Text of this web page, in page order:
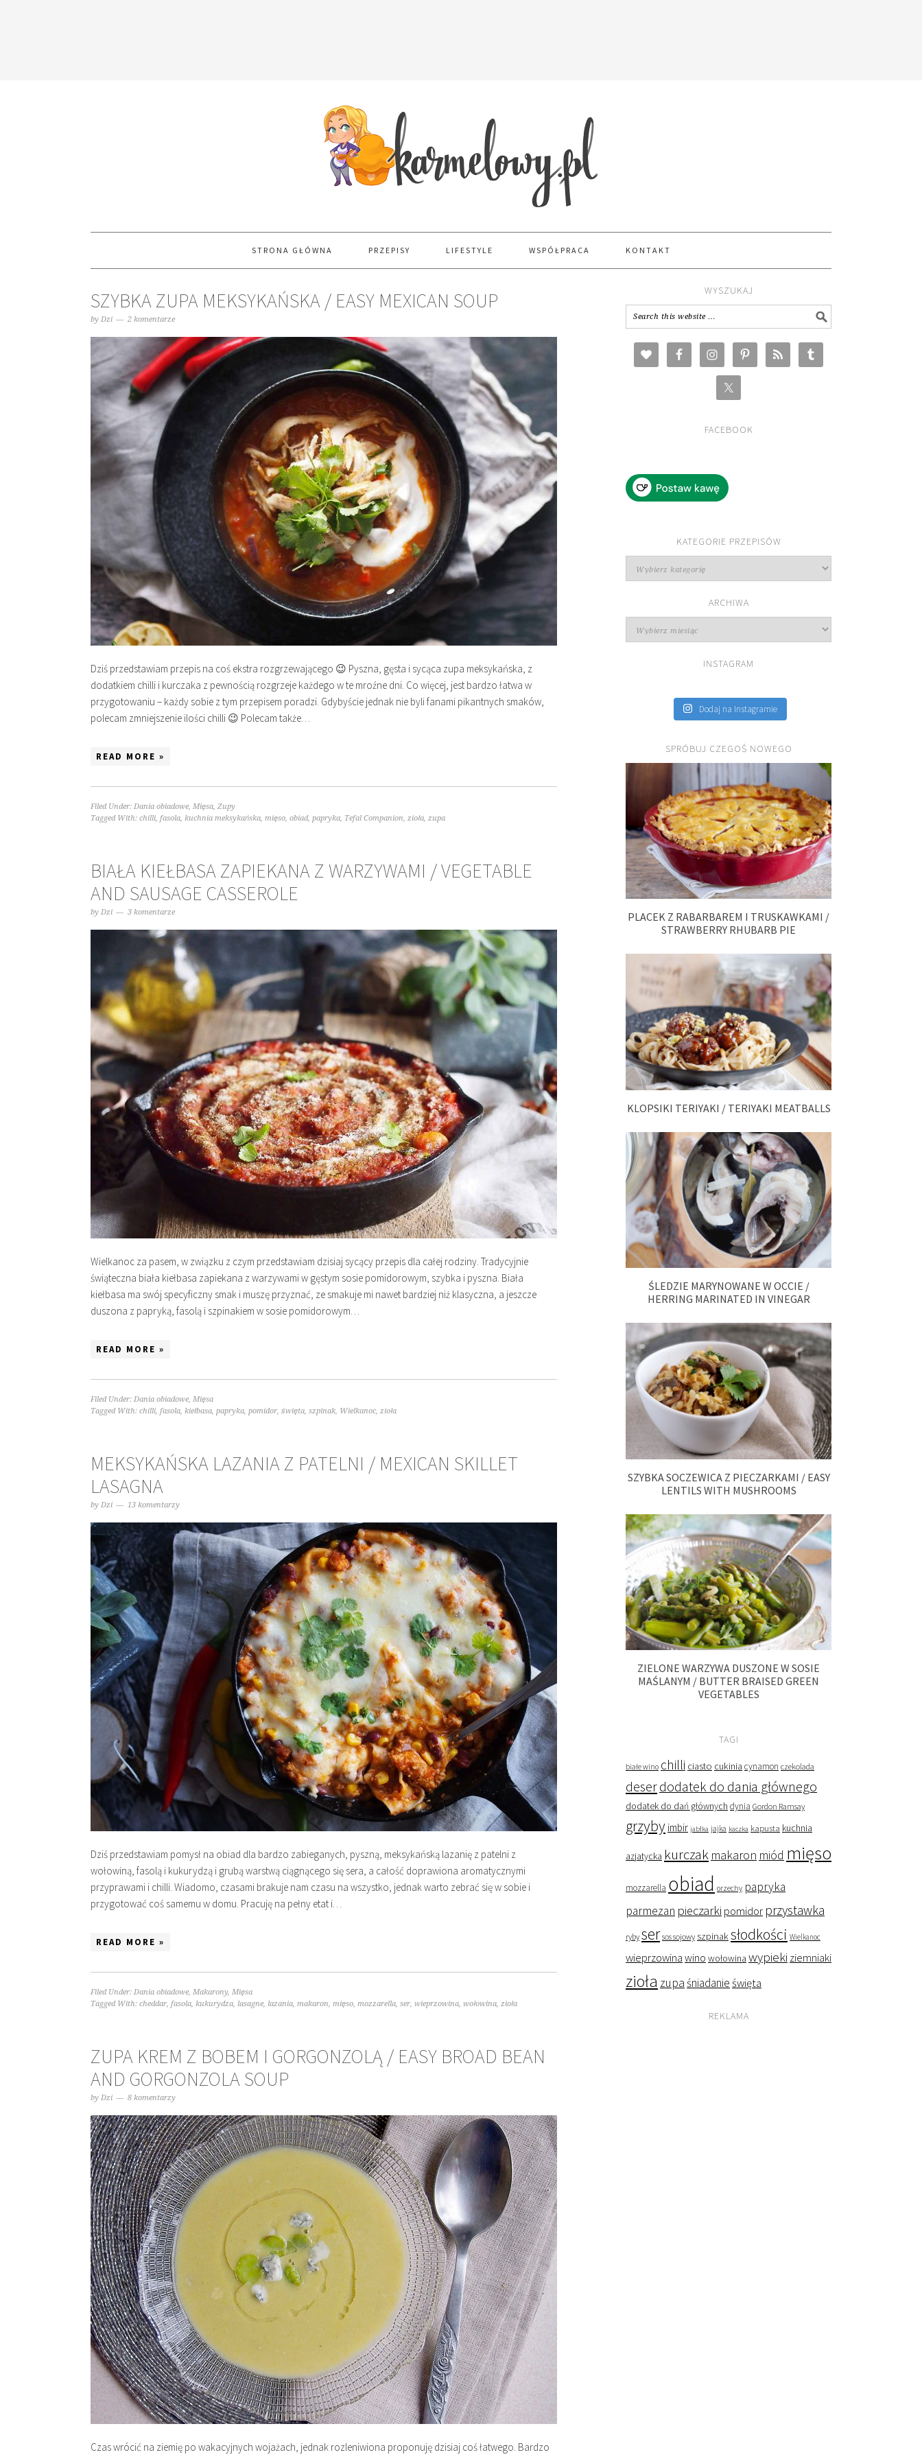
STRONA GŁÓWNA PRZEPISY LIFESTYLE WSPÓŁPRACA KONTAKT
SZYBKA ZUPA MEKSYKAŃSKA / EASY MEXICAN SOUP
by Dzi 2 komentarze
Dziś przedstawiam przepis na coś ekstra rozgrzewającego 😉 Pyszna, gęsta i sycąca zupa meksykańska, z
dodatkiem chilli i kurczaka z pewnością rozgrzeje każdego w te mroźne dni. Co więcej, jest bardzo łatwa w
przygotowaniu – każdy sobie z tym przepisem poradzi. Gdybyście jednak nie byli fanami pikantnych smaków,
polecam zmniejszenie ilości chilli 😉 Polecam także…
READ MORE »
Filed Under: Dania obiadowe, Mięsa, Zupy
Tagged With: chilli, fasola, kuchnia meksykańska, mięso, obiad, papryka, Tefal Companion, zioła, zupa
BIAŁA KIEŁBASA ZAPIEKANA Z WARZYWAMI / VEGETABLE
AND SAUSAGE CASSEROLE
by Dzi 3 komentarze
Wielkanoc za pasem, w związku z czym przedstawiam dzisiaj sycący przepis dla całej rodziny. Tradycyjnie
świąteczna biała kiełbasa zapiekana z warzywami w gęstym sosie pomidorowym, szybka i pyszna. Biała
kiełbasa ma swój specyficzny smak i muszę przyznać, ze smakuje mi nawet bardziej niż klasyczna, a jeszcze
duszona z papryką, fasolą i szpinakiem w sosie pomidorowym…
READ MORE »
Filed Under: Dania obiadowe, Mięsa
Tagged With: chilli, fasola, kiełbasa, papryka, pomidor, święta, szpinak, Wielkanoc, zioła
MEKSYKAŃSKA LAZANIA Z PATELNI / MEXICAN SKILLET
LASAGNA
by Dzi 13 komentarzy
Dziś przedstawiam pomysł na obiad dla bardzo zabieganych, pyszną, meksykańską lazanię z patelni z
wołowiną, fasolą i kukurydzą i grubą warstwą ciągnącego się sera, a całość doprawiona aromatycznymi
przyprawami i chilli. Wiadomo, czasami brakuje nam czasu na wszystko, jednak warto zebrać się w sobie i
przygotować coś samemu w domu. Pracuję na pełny etat i…
READ MORE »
Filed Under: Dania obiadowe, Makarony, Mięsa
Tagged With: cheddar, fasola, kukurydza, lasagne, lazania, makaron, mięso, mozzarella, ser, wieprzowina, wołowina, zioła
ZUPA KREM Z BOBEM I GORGONZOLĄ / EASY BROAD BEAN
AND GORGONZOLA SOUP
by Dzi 8 komentarzy
Czas wrócić na ziemię po wakacyjnych wojażach, jednak rozleniwiona proponuję dzisiaj coś łatwego. Bardzo
WYSZUKAJ
FACEBOOK
KATEGORIE PRZEPISÓW
przepisów
ARCHIWA
INSTAGRAM
Dodaj na Instagramie
SPRÓBUJ CZEGOŚ NOWEGO
PLACEK Z RABARBAREM I TRUSKAWKAMI /
STRAWBERRY RHUBARB PIE
KLOPSIKI TERIYAKI / TERIYAKI MEATBALLS
ŚLEDZIE MARYNOWANE W OCCIE /
HERRING MARINATED IN VINEGAR
SZYBKA SOCZEWICA Z PIECZARKAMI / EASY
LENTILS WITH MUSHROOMS
ZIELONE WARZYWA DUSZONE W SOSIE
MAŚLANYM / BUTTER BRAISED GREEN
VEGETABLES
TAGI
białe wino chilli ciasto cukinia cynamon czekolada
deserdodatek do dania głównego
dodatek do dań głównych dynia Gordon Ramsay
grzyby imbir jabłka jajka kaczka kapusta kuchnia
azjatycka kurczak makaron miód mięso
mozzarella obiad orzechy papryka
parmezan pieczarki pomidor przystawka
ryby ser sos sojowy szpinaksłodkości Wielkanoc
wieprzowina wino wołowina wypieki ziemniaki
zioła zupaśniadanieświęta
REKLAMA